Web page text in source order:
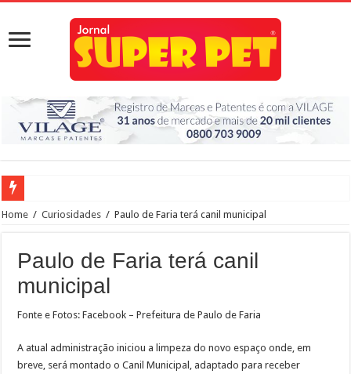
Rio Preto inaugura neste sábado, dia 21, às 10h, o primeiro Pet Park da cidade
Prefeito Edinho participa do lançamento do programa Meu Pet, para Rio Preto
Conheça quatro benefícios do selênio orgânico nas rações para pets
Paulo de Faria terá canil municipal
Prefeitura de Rio Preto realizará castração em massa
Home / Curiosidades / Paulo de Faria terá canil municipal
Paulo de Faria terá canil
municipal
Fonte e Fotos: Facebook – Prefeitura de Paulo de Faria
A atual administração iniciou a limpeza do novo espaço onde, em
breve, será montado o Canil Municipal, adaptado para receber